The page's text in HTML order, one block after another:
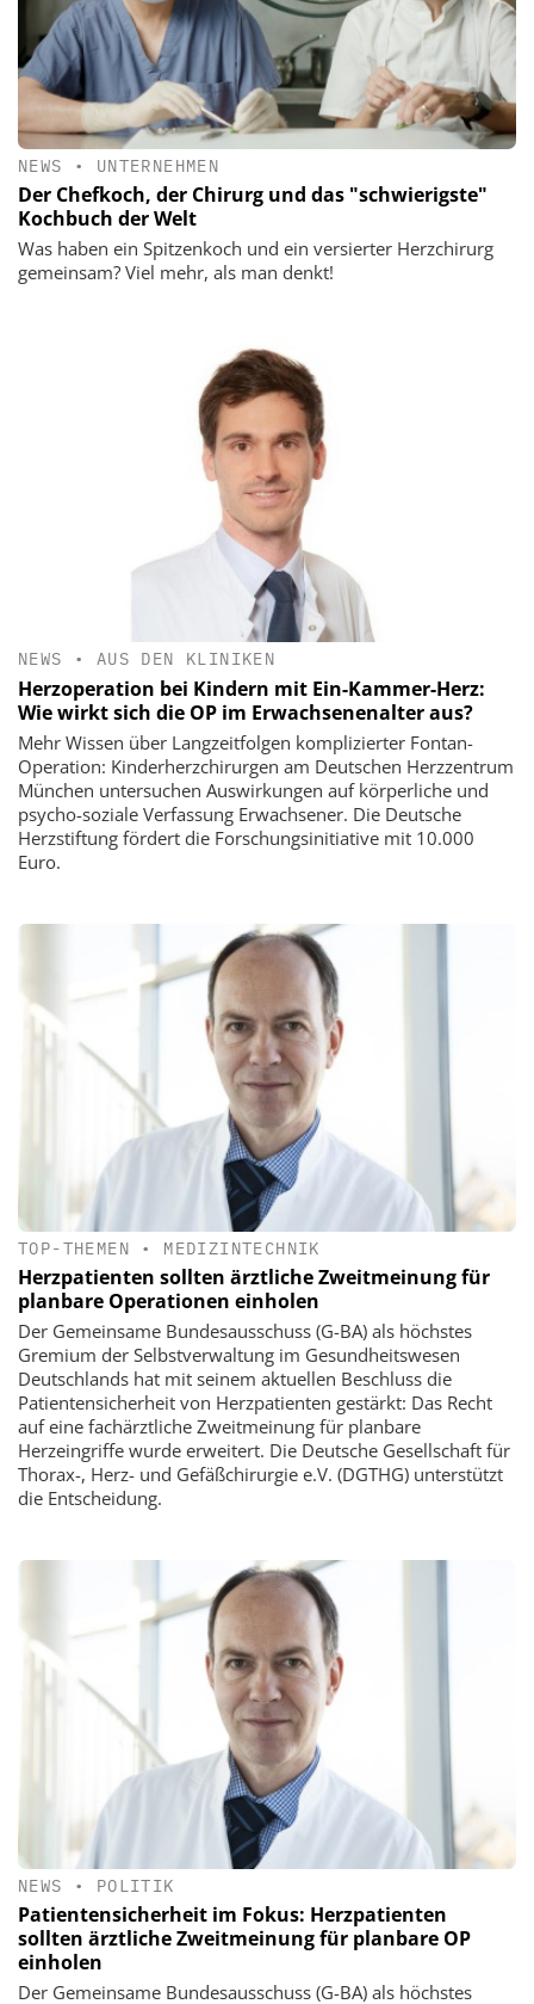
NEWS • UNTERNEHMEN
Der Chefkoch, der Chirurg und das "schwierigste"
Kochbuch der Welt
Was haben ein Spitzenkoch und ein versierter Herzchirurg
gemeinsam? Viel mehr, als man denkt!
NEWS • AUS DEN KLINIKEN
Herzoperation bei Kindern mit Ein-Kammer-Herz:
Wie wirkt sich die OP im Erwachsenenalter aus?
Mehr Wissen über Langzeitfolgen komplizierter Fontan-
Operation: Kinderherzchirurgen am Deutschen Herzzentrum
München untersuchen Auswirkungen auf körperliche und
psycho-soziale Verfassung Erwachsener. Die Deutsche
Herzstiftung fördert die Forschungsinitiative mit 10.000
Euro.
TOP-THEMEN • MEDIZINTECHNIK
Herzpatienten sollten ärztliche Zweitmeinung für
planbare Operationen einholen
Der Gemeinsame Bundesausschuss (G-BA) als höchstes
Gremium der Selbstverwaltung im Gesundheitswesen
Deutschlands hat mit seinem aktuellen Beschluss die
Patientensicherheit von Herzpatienten gestärkt: Das Recht
auf eine fachärztliche Zweitmeinung für planbare
Herzeingriffe wurde erweitert. Die Deutsche Gesellschaft für
Thorax-, Herz- und Gefäßchirurgie e.V. (DGTHG) unterstützt
die Entscheidung.
NEWS • POLITIK
Patientensicherheit im Fokus: Herzpatienten
sollten ärztliche Zweitmeinung für planbare OP
einholen
Der Gemeinsame Bundesausschuss (G-BA) als höchstes